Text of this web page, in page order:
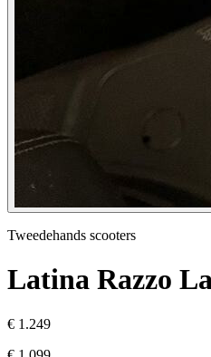
Tweedehands scooters
Latina Razzo
€ 1.249